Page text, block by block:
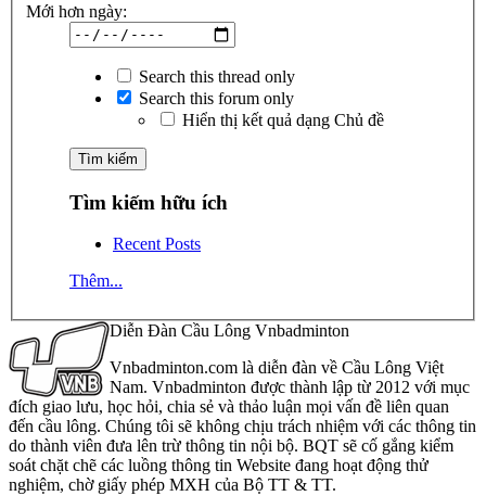
Mới hơn ngày:
Search this thread only
Search this forum only
Hiển thị kết quả dạng Chủ đề
Tìm kiếm hữu ích
Recent Posts
Thêm...
Diễn Đàn Cầu Lông Vnbadminton
Vnbadminton.com là diễn đàn về Cầu Lông Việt
Nam. Vnbadminton được thành lập từ 2012 với mục
đích giao lưu, học hỏi, chia sẻ và thảo luận mọi vấn đề liên quan
đến cầu lông. Chúng tôi sẽ không chịu trách nhiệm với các thông tin
do thành viên đưa lên trừ thông tin nội bộ. BQT sẽ cố gắng kiểm
soát chặt chẽ các luồng thông tin Website đang hoạt động thử
nghiệm, chờ giấy phép MXH của Bộ TT & TT.